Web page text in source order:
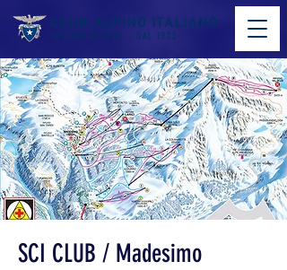
SCI CLUB / Madesimo